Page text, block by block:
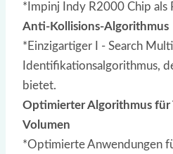
*Impinj Indy R2000 Chip als
Anti-Kollisions-Algorithmus
*Einzigartiger I - Search
Identifikationsalgorithmus,
bietet.
Optimierter Algorithmus für
Volumen
*Optimierte Anwendungen